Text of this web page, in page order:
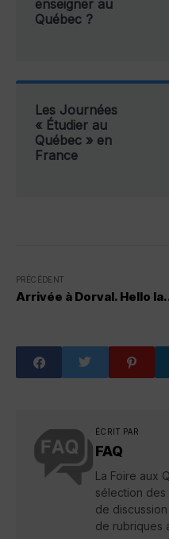
enseigner au
Québec ?
Les Journées
« Étudier au
Québec » en
France
PRÉCÉDENT
Arrivée à Dorval. Hello
ÉCRIT PAR
FAQ
La Foire aux
sélection des
de
de rubriques